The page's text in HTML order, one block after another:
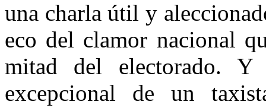
una charla útil y
eco del clamor nacional
mitad del electorado.
excepcional de un